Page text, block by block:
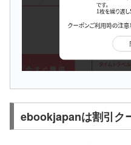
ebookjapanは割引ク